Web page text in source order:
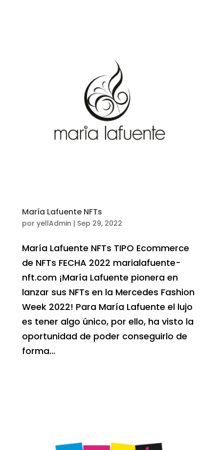
María Lafuente NFTs
por yellAdmin | Sep 29, 2022
María Lafuente NFTs TIPO Ecommerce
de NFTs FECHA 2022 marialafuente-
nft.com ¡María Lafuente pionera en
lanzar sus NFTs en la Mercedes Fashion
Week 2022! Para María Lafuente el lujo
es tener algo único, por ello, ha visto la
oportunidad de poder conseguirlo de
forma...